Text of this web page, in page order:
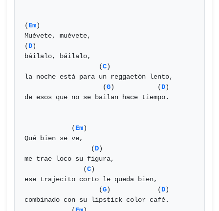
(Em)
Muévete, muévete,
(D)
báilalo, báilalo,
                   (
C)
la noche está para un reggaetón lento,
                    (
G)           (D)
de esos que no se bailan hace tiempo.
            (
Em)
Qué bien se ve,
                 (
D)
me trae loco su figura,
               (
C)
ese trajecito corto le queda bien,
                   (
G)            (D)
combinado con su lipstick color café.